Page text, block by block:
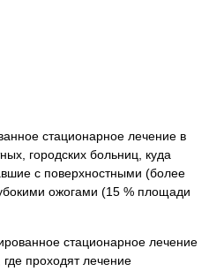
стационарное лечение в
городских больниц, куда
с поверхностными (более
ожогами (15 % площади
стационарное лечение
проходят лечение